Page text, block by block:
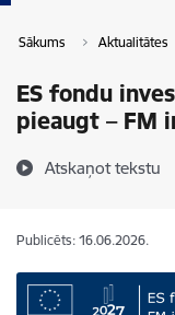
Sākums Aktualitātes
ES fondu
pieaugt – FM
Atskaņot tekstu
Publicēts: 16.06.2026.